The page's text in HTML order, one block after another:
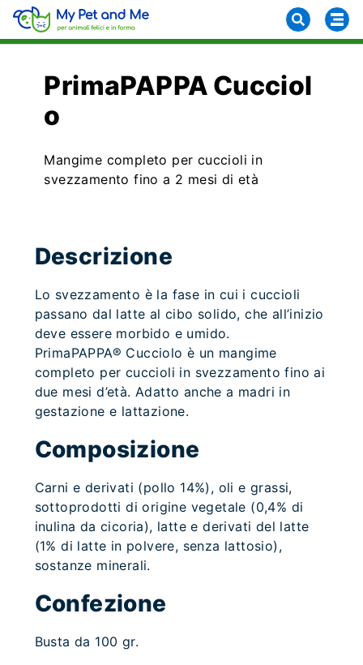
PrimaPAPPA Cucciol
o
Mangime completo per cuccioli in
svezzamento fino a 2 mesi di età
Descrizione
Lo svezzamento è la fase in cui i cuccioli
passano dal latte al cibo solido, che all’inizio
deve essere morbido e umido.
PrimaPAPPA® Cucciolo è un mangime
completo per cuccioli in svezzamento fino ai
due mesi d’età. Adatto anche a madri in
gestazione e lattazione.
Composizione
Carni e derivati (pollo 14%), oli e grassi,
sottoprodotti di origine vegetale (0,4% di
inulina da cicoria), latte e derivati del latte
(1% di latte in polvere, senza lattosio),
sostanze minerali.
Confezione
Busta da 100 gr.